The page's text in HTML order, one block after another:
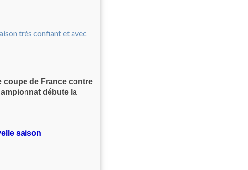
coupe de France contre
débute la
saison